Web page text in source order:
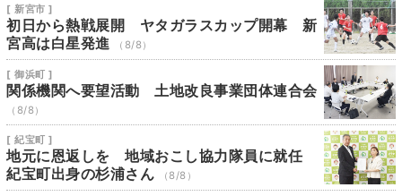
[ 新宮市 ]
初日から熱戦展開 ヤタガラスカップ開幕 新
宮高は白星発進
（8/8）
[ 御浜町 ]
関係機関へ要望活動 土地改良事業団体連合会
（8/8）
[ 紀宝町 ]
地元に恩返しを 地域おこし協力隊員に就任
紀宝町出身の杉浦さん
（8/8）